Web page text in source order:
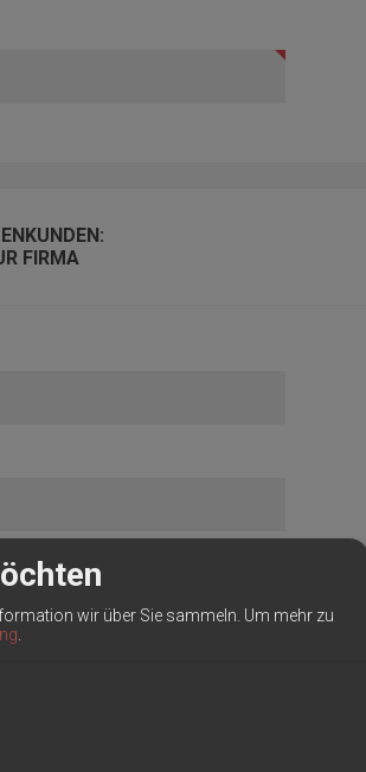
FIRMA
Umsatzsteuernummer überprüft und
dauern!
wir über Sie sammeln. Um mehr zu